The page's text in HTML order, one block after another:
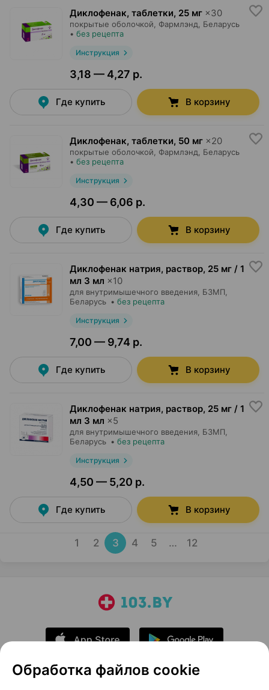
Диклофенак, таблетки, 25 мг ×30
покрытые оболочкой, Фармлэнд , Беларусь
• без рецепта
Инструкция
3,18 — 4,27 р.
Где купить В корзину
Диклофенак, таблетки, 50 мг ×20
покрытые оболочкой, Фармлэнд , Беларусь
• без рецепта
Инструкция
4,30 — 6,06 р.
Где купить В корзину
Диклофенак натрия, раствор, 25 мг / 1
мл 3 мл ×10
для внутримышечного введения, БЗМП
Беларусь • без рецепта
Инструкция
7,00 — 9,74 р.
Где купить В корзину
Диклофенак натрия, раствор, 25 мг / 1
мл 3 мл ×5
для внутримышечного введения, БЗМП
Беларусь • без рецепта
Инструкция
4,50 — 5,20 р.
Где купить В корзину
1 2 3 4 5 … 12
Обработка файлов cookie